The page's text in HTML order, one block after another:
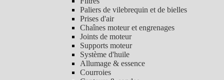
Paliers de vilebrequin et de bielles
Prises d'air
Chaînes moteur et engrenages
Joints de moteur
Supports moteur
Système d'huile
Allumage & essence
Courroies